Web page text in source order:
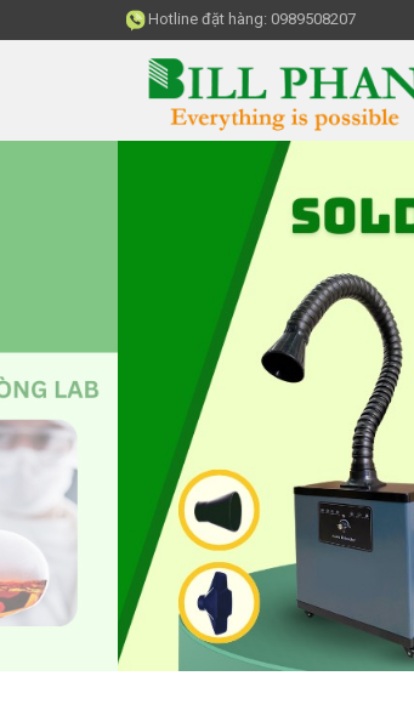
to
Hotline đặt hàng: 0989508207